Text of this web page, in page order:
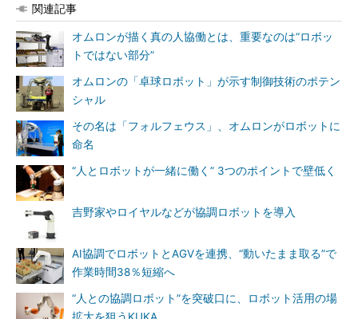
関連記事
オムロンが描く真の人協働とは、重要なのは“ロボッ
トではない部分”
オムロンの「卓球ロボット」が示す制御技術のポテン
シャル
その名は「フォルフェウス」、オムロンがロボットに
命名
“人とロボットが一緒に働く” 3つのポイントで壁低く
吉野家やロイヤルなどが協調ロボットを導入
AI協調でロボットとAGVを連携、“動いたまま取る”で
作業時間38％短縮へ
“人との協調ロボット”を突破口に、ロボット活用の場